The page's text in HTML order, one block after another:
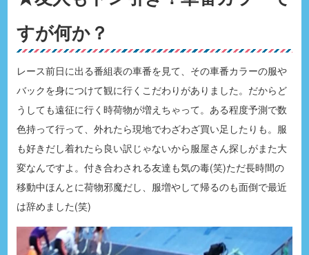
すが何か？
レース前日に出る番組表の車番を見て、その車番カラーの服や
バックを身につけて観に行くこだわりがありました。だからど
うしても遠征に行く時荷物が増えちゃって。ある程度予測で数
色持って行って、外れたら現地でわざわざ買い足したりも。服
も好きだし着れたら良い訳じゃないから服屋さん探しがまた大
変なんですよ。付き合わされる友達も気の毒(笑)ただ長時間の
移動中ほんとに荷物邪魔だし、服増やして帰るのも面倒で最近
は辞めました(笑)